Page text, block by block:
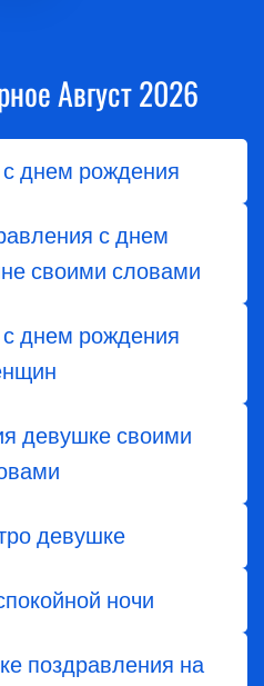
Август 2026
днем рождения
с днем
своими словами
днем рождения
девушке своими
девушке
ночи
поздравления на